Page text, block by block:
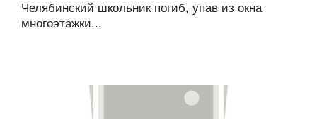
Челябинский школьник погиб, упав из окна
многоэтажки...